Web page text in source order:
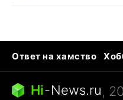
Ответ на хамство
Бензин 100 vs 95
Следующая пандемия
Hi-News.ru,